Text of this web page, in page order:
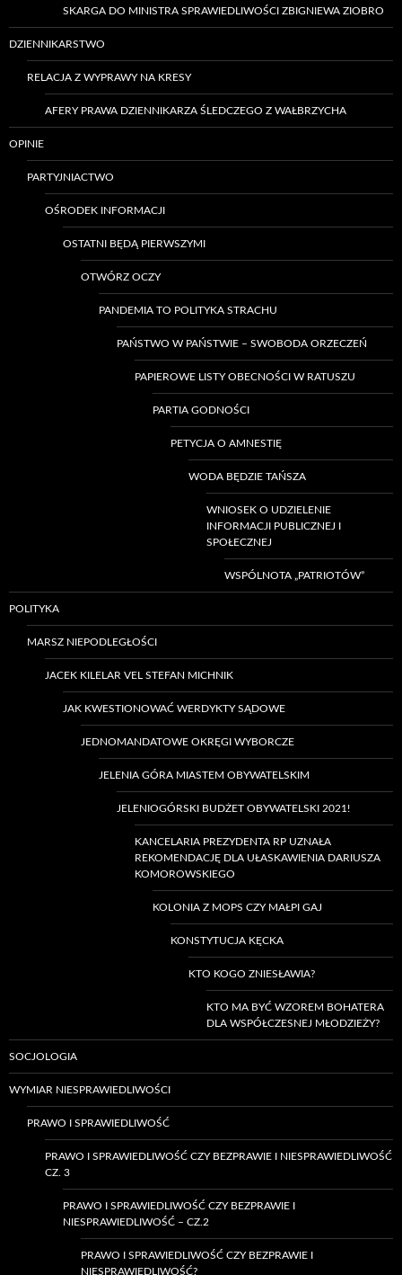
SKARGA DO MINISTRA SPRAWIEDLIWOŚCI ZBIGNIEWA ZIOBRO
DZIENNIKARSTWO
RELACJA Z WYPRAWY NA KRESY
AFERY PRAWA DZIENNIKARZA ŚLEDCZEGO Z WAŁBRZYCHA
OPINIE
PARTYJNIACTWO
OŚRODEK INFORMACJI
OSTATNI BĘDĄ PIERWSZYMI
OTWÓRZ OCZY
PANDEMIA TO POLITYKA STRACHU
PAŃSTWO W PAŃSTWIE – SWOBODA ORZECZEŃ
PAPIEROWE LISTY OBECNOŚCI W RATUSZU
PARTIA GODNOŚCI
PETYCJA O AMNESTIĘ
WODA BĘDZIE TAŃSZA
WNIOSEK O UDZIELENIE
INFORMACJI PUBLICZNEJ I
SPOŁECZNEJ
WSPÓLNOTA „PATRIOTÓW”
POLITYKA
MARSZ NIEPODLEGŁOŚCI
JACEK KILELAR VEL STEFAN MICHNIK
JAK KWESTIONOWAĆ WERDYKTY SĄDOWE
JEDNOMANDATOWE OKRĘGI WYBORCZE
JELENIA GÓRA MIASTEM OBYWATELSKIM
JELENIOGÓRSKI BUDŻET OBYWATELSKI 2021!
KANCELARIA PREZYDENTA RP UZNAŁA
REKOMENDACJĘ DLA UŁASKAWIENIA DARIUSZA
KOMOROWSKIEGO
KOLONIA Z MOPS CZY MAŁPI GAJ
KONSTYTUCJA KĘCKA
KTO KOGO ZNIESŁAWIA?
KTO MA BYĆ WZOREM BOHATERA
DLA WSPÓŁCZESNEJ MŁODZIEŻY?
SOCJOLOGIA
WYMIAR NIESPRAWIEDLIWOŚCI
PRAWO I SPRAWIEDLIWOŚĆ
PRAWO I SPRAWIEDLIWOŚĆ CZY BEZPRAWIE I NIESPRAWIEDLIWOŚĆ
CZ. 3
PRAWO I SPRAWIEDLIWOŚĆ CZY BEZPRAWIE I
NIESPRAWIEDLIWOŚĆ – CZ.2
PRAWO I SPRAWIEDLIWOŚĆ CZY BEZPRAWIE I
NIESPRAWIEDLIWOŚĆ?